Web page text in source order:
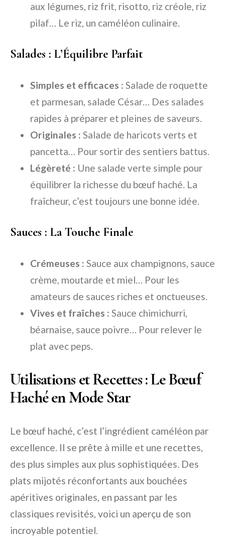
aux légumes, riz frit, risotto, riz créole, riz
pilaf… Le riz, un caméléon culinaire.
Salades : L’Équilibre Parfait
Simples et efficaces : Salade de roquette
et parmesan, salade César… Des salades
rapides à préparer et pleines de saveurs.
Originales : Salade de haricots verts et
pancetta… Pour sortir des sentiers battus.
Légèreté : Une salade verte simple pour
équilibrer la richesse du bœuf haché. La
fraîcheur, c’est toujours une bonne idée.
Sauces : La Touche Finale
Crémeuses : Sauce aux champignons, sauce
crème, moutarde et miel… Pour les
amateurs de sauces riches et onctueuses.
Vives et fraîches : Sauce chimichurri,
béarnaise, sauce poivre… Pour relever le
plat avec peps.
Utilisations et Recettes : Le Bœuf
Haché en Mode Star
Le bœuf haché, c’est l’ingrédient caméléon par
excellence. Il se prête à mille et une recettes,
des plus simples aux plus sophistiquées. Des
plats mijotés réconfortants aux bouchées
apéritives originales, en passant par les
classiques revisités, voici un aperçu de son
incroyable potentiel.